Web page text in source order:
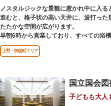
ノスタルジックな景観に惹かれ中に入
進むと、格子状の高い天井に、波打っ
たたかな空間が広がります。
早朝6時から営業しており、すべての浴
す。常連の方々を魅了するのは早朝のこ
の懐かしさでしょうか。
店頭の屋根瓦や格子型天井等も昭和か
りとご覧ください。
上野・御徒町エリア
子どもも大人